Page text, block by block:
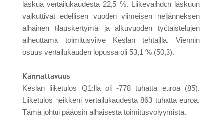
laskua vertailukaudesta 22,5 %. Liikevaihdon laskuun
vaikuttivat edellisen vuoden viimeisen neljänneksen
alhainen tilauskertymä ja alkuvuoden työtaistelujen
aiheuttama toimitusviive Keslan tehtailla. Viennin
osuus vertailukauden lopussa oli 53,1 % (50,3).
Kannattavuus
Keslan liiketulos Q1:lla oli -778 tuhatta euroa (85).
Liiketulos heikkeni vertailukaudesta 863 tuhatta euroa.
Tämä johtui pääosin alhaisesta toimitusvolyymista.